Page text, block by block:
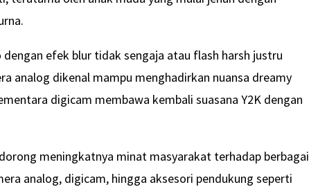
efek blur tidak sengaja atau flash harsh justru
analog dikenal mampu menghadirkan nuansa dreamy
digicam membawa kembali suasana Y2K dengan
meningkatnya minat masyarakat terhadap berbagai
analog, digicam, hingga aksesori pendukung seperti